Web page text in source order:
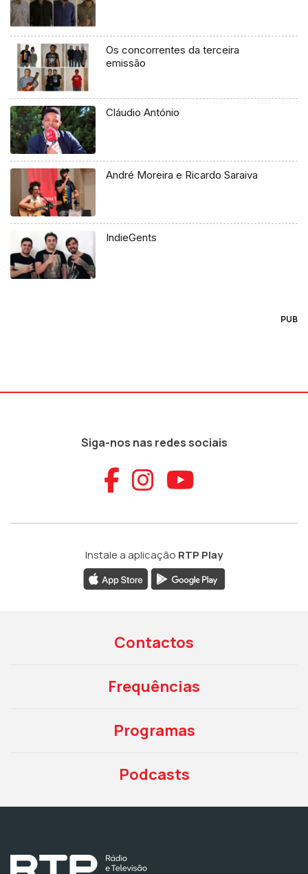
Os concorrentes da terceira
emissão
Cláudio António
André Moreira e Ricardo Saraiva
IndieGents
PUB
Siga-nos nas redes sociais
Aceder ao
Aceder ao
Aceder
Instale a aplicação RTP Play
Contactos
Frequências
Programas
Podcasts